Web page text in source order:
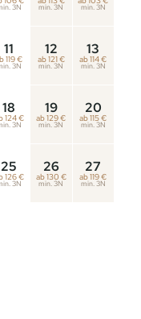
3N min. 3N min. 3N
11
119 €
3N
12
ab 121 €
min. 3N
13
ab 114 €
min. 3N
18
124 €
3N
19
ab 129 €
min. 3N
20
ab 115 €
min. 3N
25
126 €
3N
26
ab 130 €
min. 3N
27
ab 119 €
min. 3N